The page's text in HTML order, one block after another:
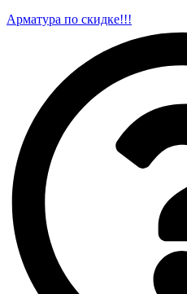
Арматура по скидке!!!